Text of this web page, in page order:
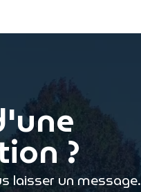
?
laisser un message.